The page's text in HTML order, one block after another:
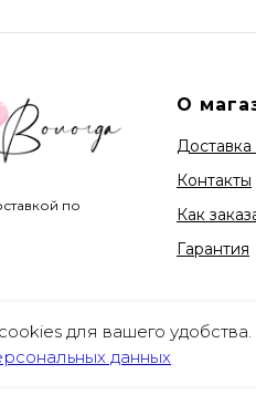
по
О
Доставка
Контакты
Как
Гарантия
для вашего удобства.
данных